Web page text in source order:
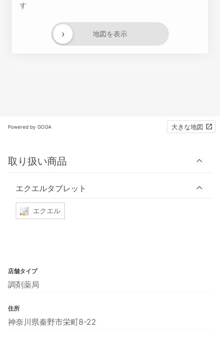
す
地図を表示
›
Powered by GOGA 大きな地図
取り扱い商品
エクエルタブレット
エクエル
店舗タイプ
調剤薬局
住所
神奈川県秦野市栄町8-22